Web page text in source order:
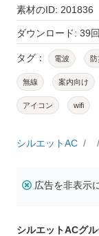
素材のID: 201836
ダウンロード: 39回
タグ： 電波 防
無線 案内向け
アイコン wifi
シルエットAC
広告を非表示
シルエットACグ